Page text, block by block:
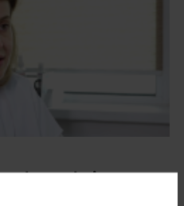
ar trebui sa ne